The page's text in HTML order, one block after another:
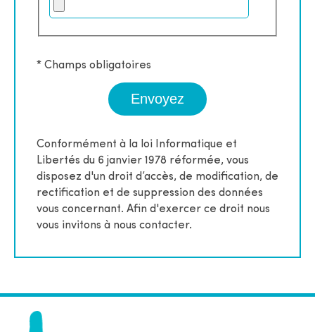
* Champs obligatoires
Conformément à la loi Informatique et
Libertés du 6 janvier 1978 réformée, vous
disposez d'un droit d’accès, de modification, de
rectification et de suppression des données
vous concernant. Afin d'exercer ce droit nous
vous invitons à nous contacter.